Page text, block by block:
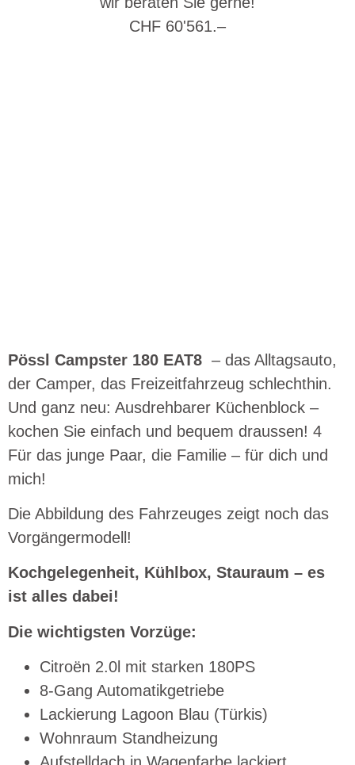
CHF 60'561.–
Pössl Campster 180 EAT8 – das Alltagsauto,
der Camper, das Freizeitfahrzeug schlechthin.
Und ganz neu: Ausdrehbarer Küchenblock –
kochen Sie einfach und bequem draussen! 4
Für das junge Paar, die Familie – für dich und
mich!
Die Abbildung des Fahrzeuges zeigt noch das
Vorgängermodell!
Kochgelegenheit, Kühlbox, Stauraum – es
ist alles dabei!
Die wichtigsten Vorzüge:
Citroën 2.0l mit starken 180PS
8-Gang Automatikgetriebe
Lackierung Lagoon Blau (Türkis)
Wohnraum Standheizung